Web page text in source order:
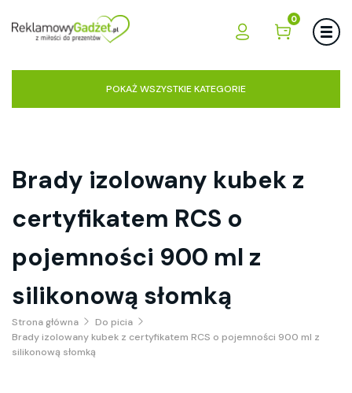
0
POKAŻ WSZYSTKIE KATEGORIE
Brady izolowany kubek z
certyfikatem RCS o
pojemności 900 ml z
silikonową słomką
Strona główna
Do picia
Brady izolowany kubek z certyfikatem RCS o pojemności 900 ml z
silikonową słomką